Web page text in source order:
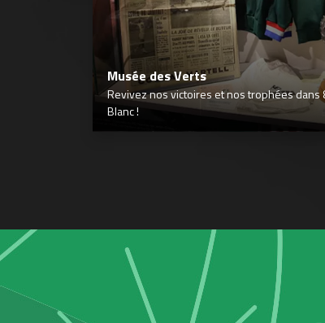
Musée des Verts
Revivez nos victoires et nos trophées dans
Blanc !